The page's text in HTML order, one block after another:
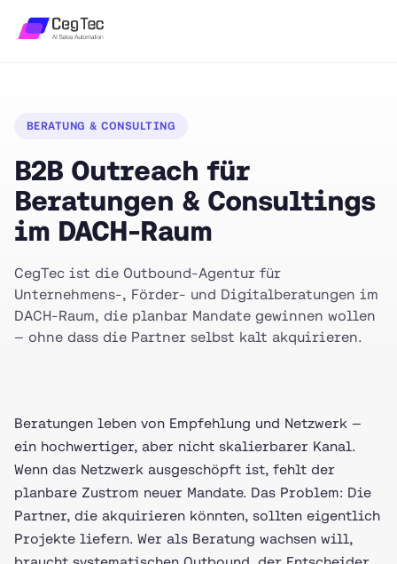
BERATUNG & CONSULTING
B2B Outreach für
Beratungen & Consultings
im DACH-Raum
CegTec ist die Outbound-Agentur für
Unternehmens-, Förder- und Digitalberatungen im
DACH-Raum, die planbar Mandate gewinnen wollen
— ohne dass die Partner selbst kalt akquirieren.
Beratungen leben von Empfehlung und Netzwerk —
ein hochwertiger, aber nicht skalierbarer Kanal.
Wenn das Netzwerk ausgeschöpft ist, fehlt der
planbare Zustrom neuer Mandate. Das Problem: Die
Partner, die akquirieren könnten, sollten eigentlich
Projekte liefern. Wer als Beratung wachsen will,